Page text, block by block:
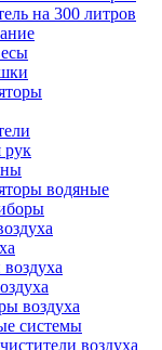
на 300 литров
рук
водяные
воздуха
системы
воздуха